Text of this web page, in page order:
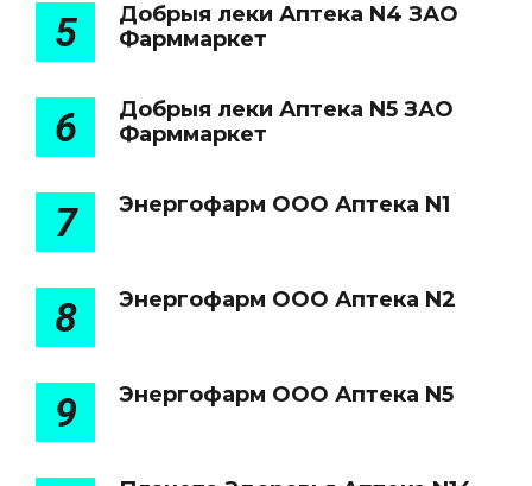
5
Добрыя леки Аптека N4 ЗАО
Фарммаркет
6
Добрыя леки Аптека N5 ЗАО
Фарммаркет
7 Энергофарм ООО Аптека N1
8 Энергофарм ООО Аптека N2
9 Энергофарм ООО Аптека N5